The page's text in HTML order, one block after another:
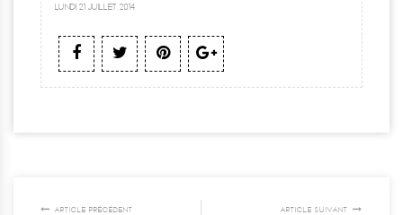
LUNDI 21 JUILLET 2014
ARTICLE PRÉCÉDENT
ARTICLE SUIVANT